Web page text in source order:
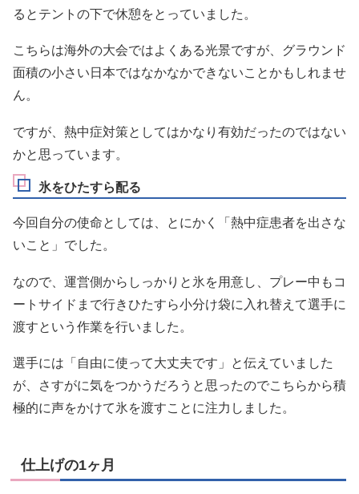
るとテントの下で休憩をとっていました。
こちらは海外の大会ではよくある光景ですが、グラウンド
面積の小さい日本ではなかなかできないことかもしれませ
ん。
ですが、熱中症対策としてはかなり有効だったのではない
かと思っています。
氷をひたすら配る
今回自分の使命としては、とにかく「熱中症患者を出さな
いこと」でした。
なので、運営側からしっかりと氷を用意し、プレー中もコ
ートサイドまで行きひたすら小分け袋に入れ替えて選手に
渡すという作業を行いました。
選手には「自由に使って大丈夫です」と伝えていました
が、さすがに気をつかうだろうと思ったのでこちらから積
極的に声をかけて氷を渡すことに注力しました。
仕上げの1ヶ月